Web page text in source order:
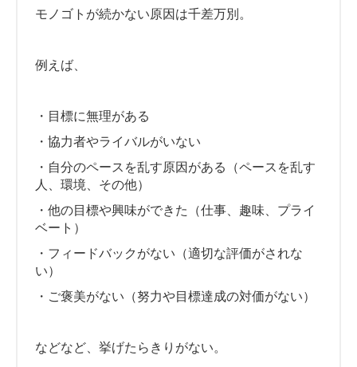
モノゴトが続かない原因は千差万別。
例えば、
・目標に無理がある
・協力者やライバルがいない
・自分のペースを乱す原因がある（ペースを乱す
人、環境、その他）
・他の目標や興味ができた（仕事、趣味、プライ
ベート）
・フィードバックがない（適切な評価がされな
い）
・ご褒美がない（努力や目標達成の対価がない）
などなど、挙げたらきりがない。